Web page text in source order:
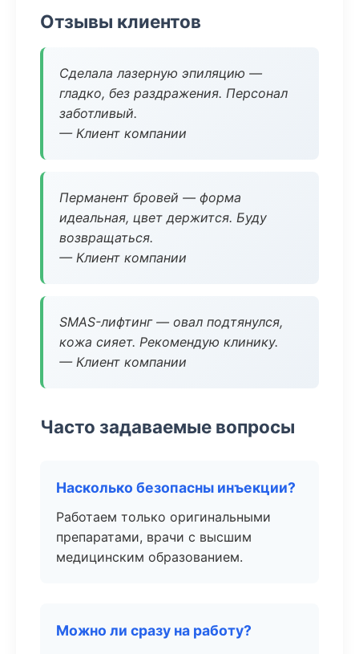
Отзывы клиентов
Сделала лазерную эпиляцию —
гладко, без раздражения. Персонал
заботливый.
— Клиент компании
Перманент бровей — форма
идеальная, цвет держится. Буду
возвращаться.
— Клиент компании
SMAS-лифтинг — овал подтянулся,
кожа сияет. Рекомендую клинику.
— Клиент компании
Часто задаваемые вопросы
Насколько безопасны инъекции?
Работаем только оригинальными
препаратами, врачи с высшим
медицинским образованием.
Можно ли сразу на работу?